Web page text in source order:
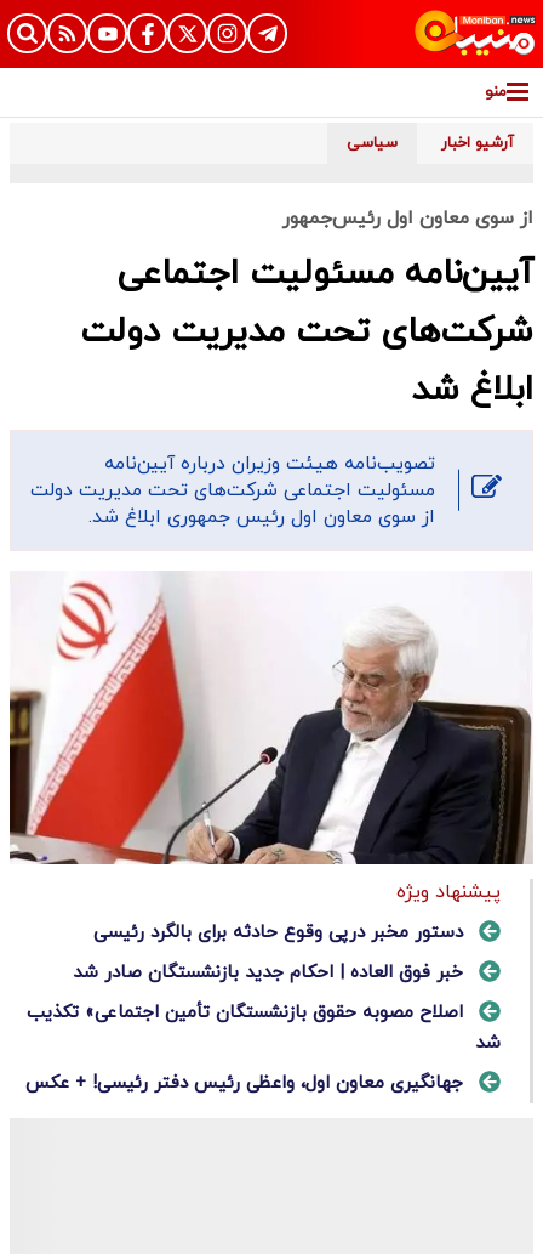
منو
آرشیو اخبار سیاسی
از سوی معاون اول رئیس‌جمهور
آیین‌نامه مسئولیت اجتماعی
شرکت‌های تحت مدیریت دولت
ابلاغ شد
تصویب‌نامه هیئت وزیران درباره آیین‌نامه
مسئولیت اجتماعی شرکت‌های تحت مدیریت دولت
از سوی معاون اول رئیس‌ جمهوری ابلاغ شد.
پیشنهاد ویژه
دستور مخبر درپی وقوع حادثه برای بالگرد رئیسی
خبر فوق العاده | احکام جدید بازنشستگان صادر شد
اصلاح مصوبه حقوق بازنشستگان تأمین اجتماعی» تکذیب
شد
جهانگیری معاون اول، واعظی رئیس دفتر رئیسی! + عکس